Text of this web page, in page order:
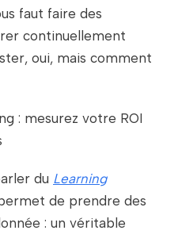
faut faire des
continuellement
oui, mais comment
: mesurez votre ROI
du Learning
de prendre des
: un véritable